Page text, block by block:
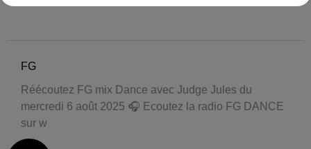
FG
Réécoutez FG mix Dance avec Judge Jules du
mercredi 6 août 2025 🎧 Ecoutez la radio FG DANCE
sur w